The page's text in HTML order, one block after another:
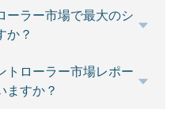
ーラー市場で最大のシ
か？
トローラー市場レポー
ますか？